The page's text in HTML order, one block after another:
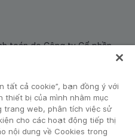
toán do Công ty Cổ phần
tất cả cookie”, bạn đồng ý với
thiết bị của mình nhằm mục
trang web, phân tích việc sử
cho các hoạt động tiếp thị
nội dung về Cookies trong